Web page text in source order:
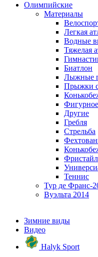
Олимпийские
Материалы
Легкая
Водные
Тяжелая
Биатлон
Лыжные
Прыжки
Другие
Гребля
Стрельба
Фристайл
Теннис
Тур де Франс-
Вуэльта 2014
Зимние виды
Видео
Halyk Sport